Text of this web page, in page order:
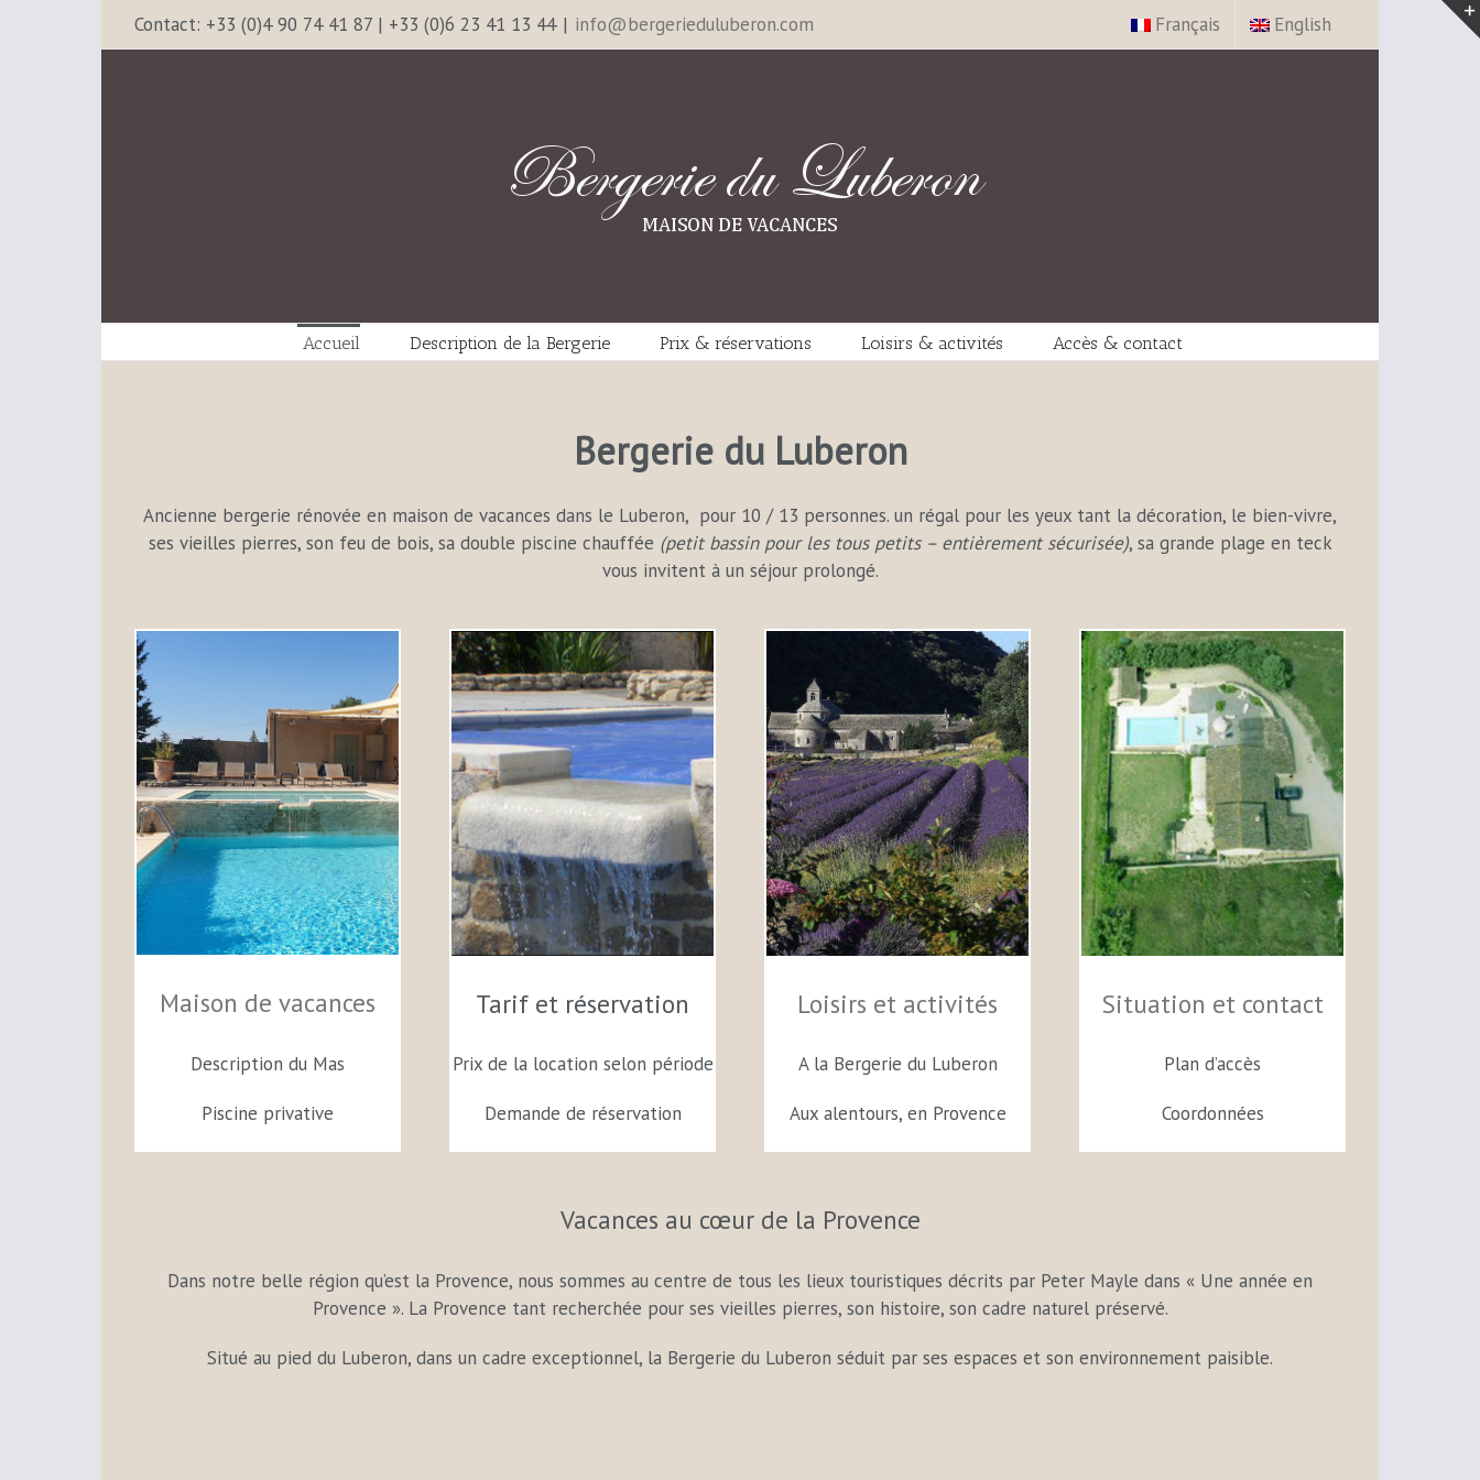
Contact: +33 (0)4 90 74 41 87 | +33 (0)6 23 41 13 44 | info@bergerieduluberon.com Français English
Accueil Description de la Bergerie Prix & réservations Loisirs & activités Accès & contact
Bergerie du Luberon
Ancienne bergerie rénovée en maison de vacances dans le Luberon, pour 10 / 13 personnes. un régal pour les yeux tant la décoration, le bien-vivre,
ses vieilles pierres, son feu de bois, sa double piscine chauffée (petit bassin pour les tous petits – entièrement sécurisée), sa grande plage en teck
vous invitent à un séjour prolongé.
Maison de vacances
Description du Mas
Piscine privative
Tarif et réservation
Prix de la location selon période
Demande de réservation
Loisirs et activités
A la Bergerie du Luberon
Aux alentours, en Provence
Situation et contact
Plan d’accès
Coordonnées
Vacances au cœur de la Provence
Dans notre belle région qu’est la Provence, nous sommes au centre de tous les lieux touristiques décrits par Peter Mayle dans « Une année en
Provence ». La Provence tant recherchée pour ses vieilles pierres, son histoire, son cadre naturel préservé.
Situé au pied du Luberon, dans un cadre exceptionnel, la Bergerie du Luberon séduit par ses espaces et son environnement paisible.